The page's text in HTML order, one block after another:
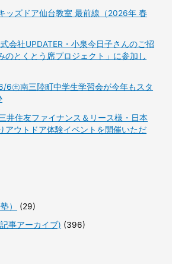
ッズドア仙台教室 最前線（2026年 春
会社UPDATER・小泉今日子さんのご招
のとくとう席プロジェクト」に参加し
6㊏南三陸町中学生学習会が今年もスタ
井住友ファイナンス＆リース様・日本
アウトドア体験イベントを開催いただ
）
(29)
事アーカイブ) (396)